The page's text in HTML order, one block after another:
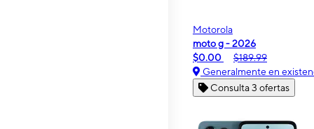
Motorola
moto g - 2026
$0.00
$189.99
Generalmente en
Consulta 3 ofertas